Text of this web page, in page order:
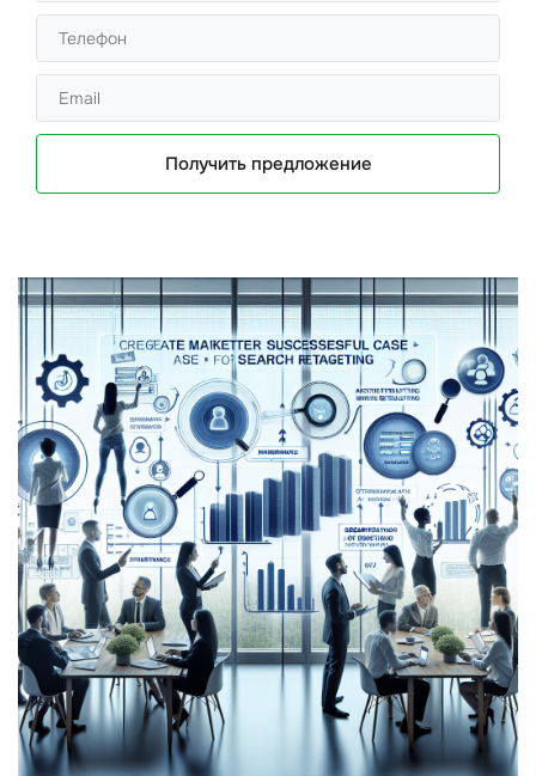
Получить предложение